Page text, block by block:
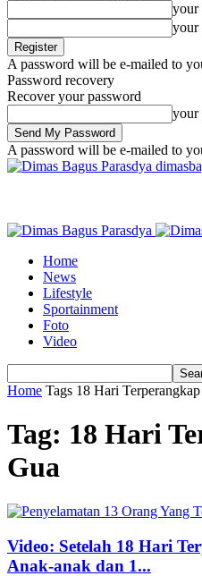
your
your
A password will be e-mailed to
Password recovery
Recover your password
your
A password will be e-mailed to
Home
News
Lifestyle
Sportainment
Foto
Video
Home Tags 18 Hari
Tag: 18 Hari
Gua
Video: Setelah 18 Hari
Anak-anak dan 1...